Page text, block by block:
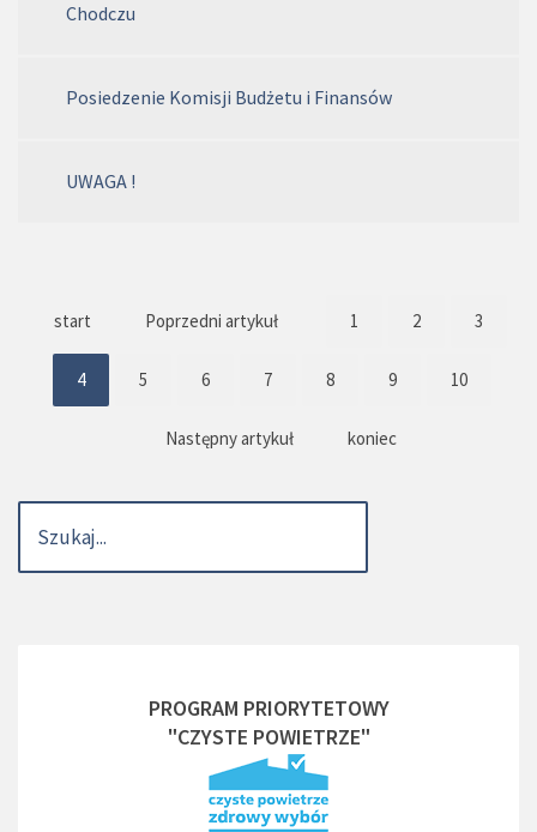
Chodczu
Posiedzenie Komisji Budżetu i Finansów
UWAGA !
start Poprzedni artykuł 1 2 3
4 5 6 7 8 9 10
Następny artykuł koniec
PROGRAM PRIORYTETOWY
"CZYSTE POWIETRZE"